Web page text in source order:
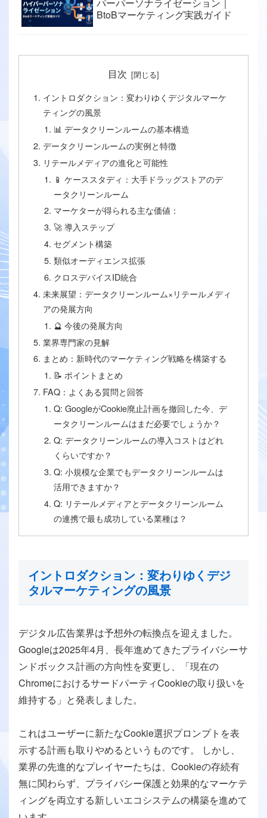
BtoBマーケティング実践ガイド
目次
イントロダクション：変わりゆくデジタルマーケ
ティングの風景
📊 データクリーンルームの基本構造
データクリーンルームの実例と特徴
リテールメディアの進化と可能性
📱 ケーススタディ：大手ドラッグストアのデ
ータクリーンルーム
マーケターが得られる主な価値：
🚀 導入ステップ
セグメント構築
類似オーディエンス拡張
クロスデバイスID統合
未来展望：データクリーンルーム×リテールメディ
アの発展方向
🔮 今後の発展方向
業界専門家の見解
まとめ：新時代のマーケティング戦略を構築する
📝 ポイントまとめ
FAQ：よくある質問と回答
Q: GoogleがCookie廃止計画を撤回した今、デ
ータクリーンルームはまだ必要でしょうか？
Q: データクリーンルームの導入コストはどれ
くらいですか？
Q: 小規模な企業でもデータクリーンルームは
活用できますか？
Q: リテールメディアとデータクリーンルーム
の連携で最も成功している業種は？
イントロダクション：変わりゆくデジ
タルマーケティングの風景
デジタル広告業界は予想外の転換点を迎えました。
Googleは2025年4月、長年進めてきたプライバシーサ
ンドボックス計画の方向性を変更し、「現在の
ChromeにおけるサードパーティCookieの取り扱いを
維持する」と発表しました。
これはユーザーに新たなCookie選択プロンプトを表
示する計画も取りやめるというものです。 しかし、
業界の先進的なプレイヤーたちは、Cookieの存続有
無に関わらず、プライバシー保護と効果的なマーケテ
ィングを両立する新しいエコシステムの構築を進めて